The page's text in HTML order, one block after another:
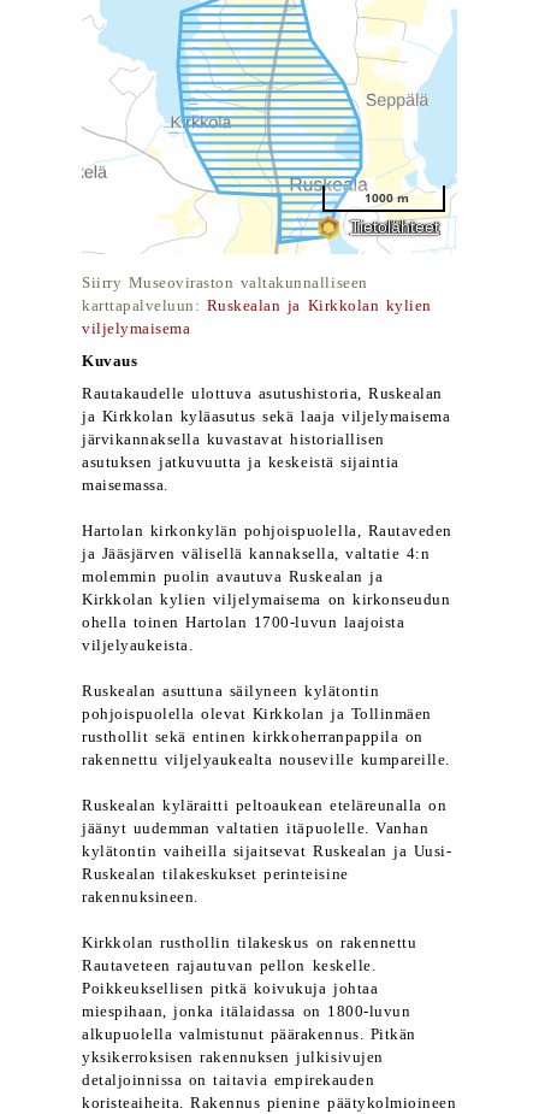
Siirry Museoviraston valtakunnalliseen
karttapalveluun: Ruskealan ja Kirkkolan kylien
viljelymaisema
Kuvaus
Rautakaudelle ulottuva asutushistoria, Ruskealan
ja Kirkkolan kyläasutus sekä laaja viljelymaisema
järvikannaksella kuvastavat historiallisen
asutuksen jatkuvuutta ja keskeistä sijaintia
maisemassa.
Hartolan kirkonkylän pohjoispuolella, Rautaveden
ja Jääsjärven välisellä kannaksella, valtatie 4:n
molemmin puolin avautuva Ruskealan ja
Kirkkolan kylien viljelymaisema on kirkonseudun
ohella toinen Hartolan 1700-luvun laajoista
viljelyaukeista.
Ruskealan asuttuna säilyneen kylätontin
pohjoispuolella olevat Kirkkolan ja Tollinmäen
rusthollit sekä entinen kirkkoherranpappila on
rakennettu viljelyaukealta nouseville kumpareille.
Ruskealan kyläraitti peltoaukean eteläreunalla on
jäänyt uudemman valtatien itäpuolelle. Vanhan
kylätontin vaiheilla sijaitsevat Ruskealan ja Uusi-
Ruskealan tilakeskukset perinteisine
rakennuksineen.
Kirkkolan rusthollin tilakeskus on rakennettu
Rautaveteen rajautuvan pellon keskelle.
Poikkeuksellisen pitkä koivukuja johtaa
miespihaan, jonka itälaidassa on 1800-luvun
alkupuolella valmistunut päärakennus. Pitkän
yksikerroksisen rakennuksen julkisivujen
detaljoinnissa on taitavia empirekauden
koristeaiheita. Rakennus pienine päätykolmioineen